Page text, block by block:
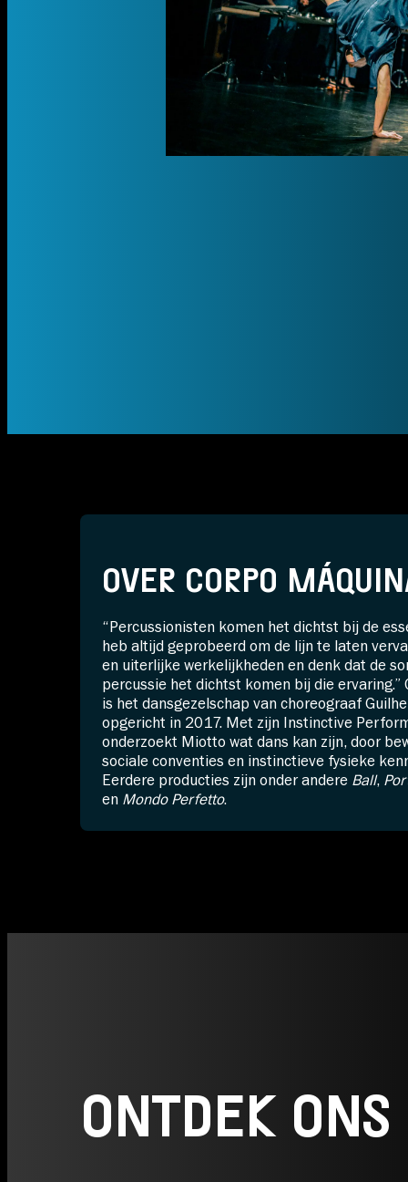
OVER CORPO
“Percussionisten komen het dichtst bij de
heb altijd geprobeerd om de lijn te laten
en uiterlijke werkelijkheden en denk dat de
percussie het dichtst komen bij die ervaring.”
is het dansgezelschap van choreograaf
opgericht in 2017. Met zijn Instinctive
onderzoekt Miotto wat dans kan zijn, door
sociale conventies en instinctieve fysieke
Eerdere producties zijn onder andere Ball,
en Mondo Perfetto.
ONTDEK